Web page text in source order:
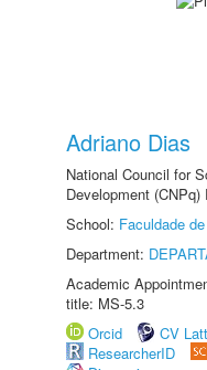
Adriano Dias
National Council for
Development
School: Faculdade
Department:
Academic
title: MS-5.3
Orcid
CV
ResearcherID